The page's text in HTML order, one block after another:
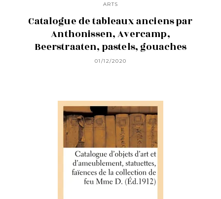
ARTS
Catalogue de tableaux anciens par
Anthonissen, Avercamp,
Beerstraaten, pastels, gouaches
01/12/2020